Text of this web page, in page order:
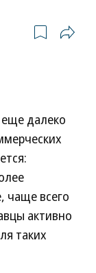
еще далеко
чаще всего
активно
таких